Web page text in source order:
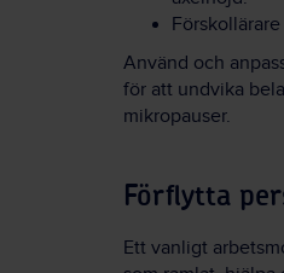
Använd och
för att undvika
mikropauser.
Förflytta
Ett vanligt